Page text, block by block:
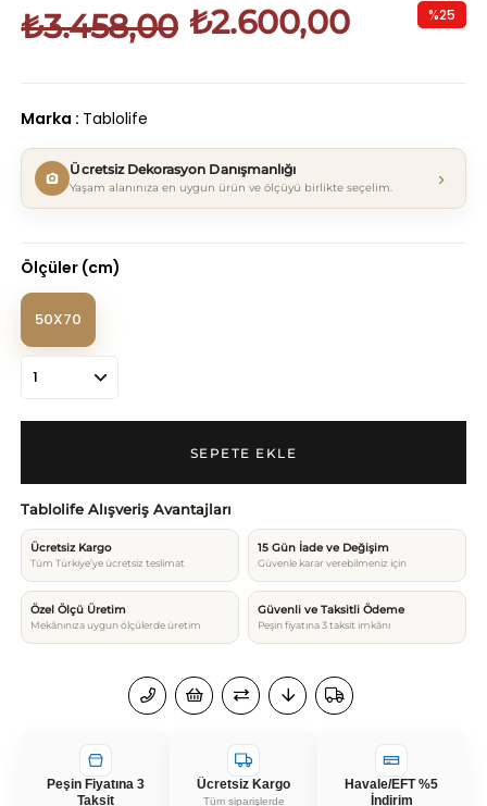
₺3.458,00 ₺2.600,00 %25
Marka : Tablolife
Ücretsiz Dekorasyon Danışmanlığı
Yaşam alanınıza en uygun ürün ve ölçüyü birlikte seçelim. ›
Ölçüler (cm)
50X70
Tablolife Alışveriş Avantajları
Ücretsiz Kargo
Tüm Türkiye’ye ücretsiz teslimat
15 Gün İade ve Değişim
Güvenle karar verebilmeniz için
Özel Ölçü Üretim
Mekânınıza uygun ölçülerde üretim
Güvenli ve Taksitli Ödeme
Peşin fiyatına 3 taksit imkânı
Peşin Fiyatına 3
Taksit
Ücretsiz Kargo
Tüm siparişlerde
Havale/EFT %5
İndirim